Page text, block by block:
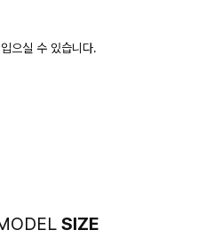
으실 수 있습니다.
SIZE